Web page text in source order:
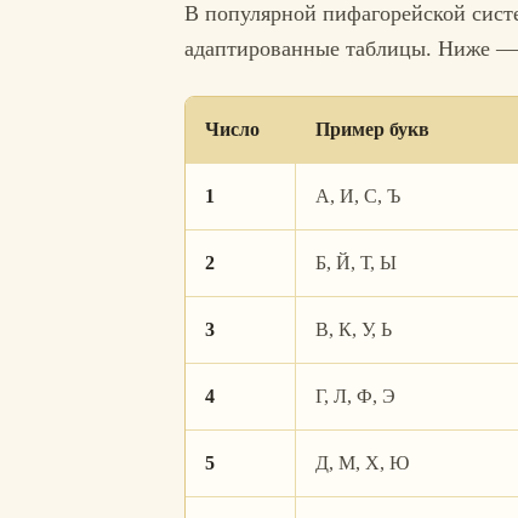
В популярной пифагорейской
адаптированные таблицы. Ниже —
Число Пример букв
1 А, И, С, Ъ
2 Б, Й, Т, Ы
3 В, К, У, Ь
4 Г, Л, Ф, Э
5 Д, М, Х, Ю